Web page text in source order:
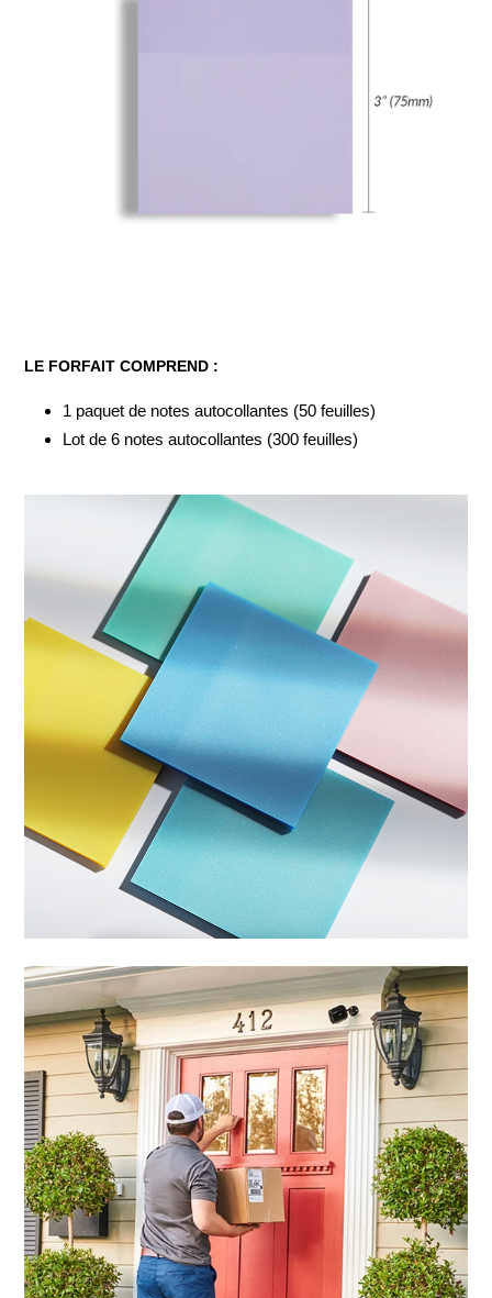
LE FORFAIT COMPREND :
1 paquet de notes autocollantes (50 feuilles)
Lot de 6 notes autocollantes (300 feuilles)